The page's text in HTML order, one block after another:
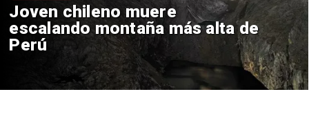
Joven chileno muere
escalando montaña más alta de
Perú